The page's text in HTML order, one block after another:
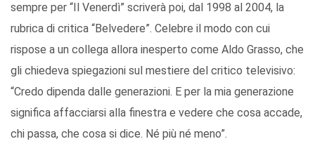
sempre per “Il Venerdì” scriverà poi, dal 1998 al 2004, la
rubrica di critica “Belvedere”. Celebre il modo con cui
rispose a un collega allora inesperto come Aldo Grasso, che
gli chiedeva spiegazioni sul mestiere del critico televisivo:
“Credo dipenda dalle generazioni. E per la mia generazione
significa affacciarsi alla finestra e vedere che cosa accade,
chi passa, che cosa si dice. Né più né meno”.